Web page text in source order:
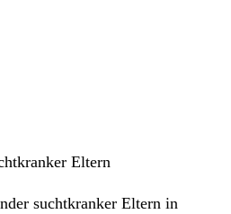
Eltern
suchtkranker Eltern in